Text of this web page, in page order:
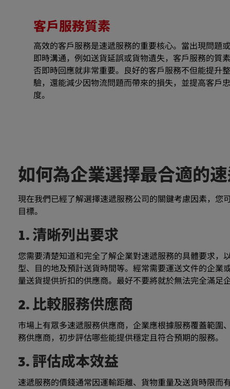
客戶服務質素
高效的客戶服務是速遞服務的重要核心。當出現問題
即時溝通，例如送貨延誤或貨物遺失，客戶服務的質
否即時回應就非常重要。良好的客戶服務不但能提升
驗，還能減少因物流問題而帶來的損失，並提高客戶
度。
如何為企業選擇最合適的
現在我們已經了解選擇速遞服務公司的關鍵考慮因素，您
目標。
1. 清晰列出要求
您需要清楚知道和完全了解企業對速遞服務的具體要求，
型、目的地及預計送貨時間等。經常需要運送文件的企
量送貨提供折扣的供應商。最好不要將就於無法完全滿足
2. 比較服務供應商
市場上有眾多速遞服務供應商，企業應根據服務覆蓋範
務供應商，初步評估哪些能提供穩定且符合預期的服務。
3. 評估成本效益
速遞服務的價錢通常因運輸距離、貨物重量及送貨時限而